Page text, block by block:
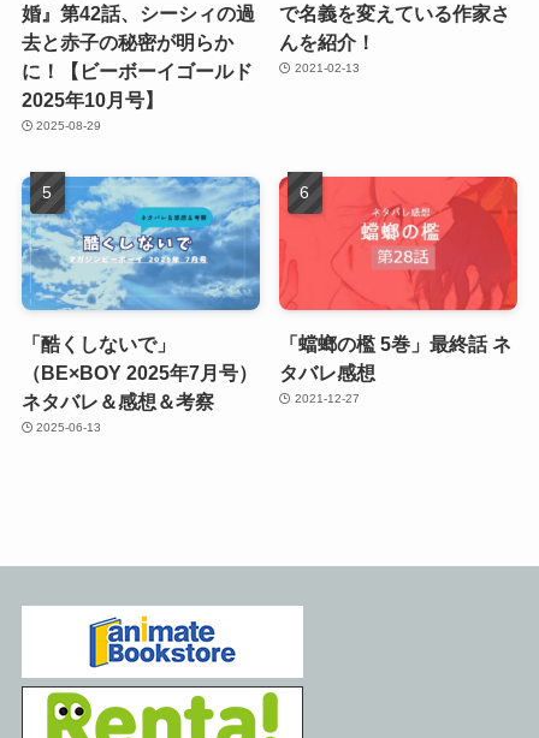
婚』第42話、シーシィの過
去と赤子の秘密が明らか
に！【ビーボーイゴールド
2025年10月号】
2025-08-29
で名義を変えている作家さ
んを紹介！
2021-02-13
「酷くしないで」
（BE×BOY 2025年7月号）
ネタバレ＆感想＆考察
2025-06-13
「蟷螂の檻 5巻」最終話 ネ
タバレ感想
2021-12-27